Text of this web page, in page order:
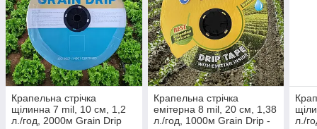
Крапельна стрічка
щілинна 7 mil, 10 см, 1,2
л./год, 2000м Grain Drip
Крапельна стрічка
емітерна 8 mil, 20 см, 1,38
л./год, 1000м Grain Drip -
л./